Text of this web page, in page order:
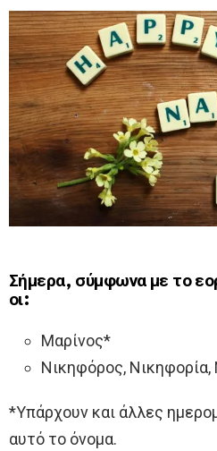
Σήμερα, σύμφωνα με το
οι:
Μαρίνος*
Νικηφόρος,
*Υπάρχουν και άλλες
αυτό το όνομα.